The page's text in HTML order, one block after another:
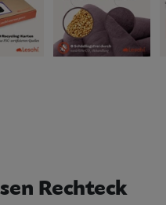
Rechteck